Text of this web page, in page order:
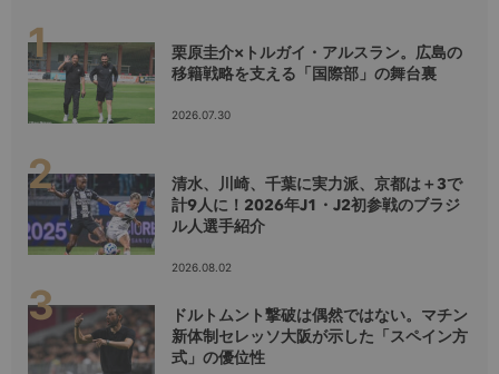
栗原圭介×トルガイ・アルスラン。広島の
移籍戦略を支える「国際部」の舞台裏
2026.07.30
清水、川崎、千葉に実力派、京都は＋3で
計9人に！2026年J1・J2初参戦のブラジ
ル人選手紹介
2026.08.02
ドルトムント撃破は偶然ではない。マチン
新体制セレッソ大阪が示した「スペイン方
式」の優位性